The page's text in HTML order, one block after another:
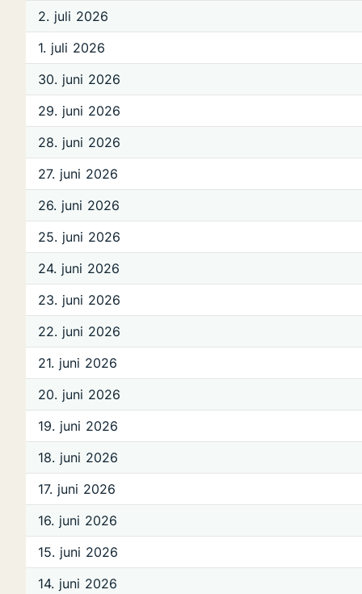
2. juli 2026
1. juli 2026
30. juni 2026
29. juni 2026
28. juni 2026
27. juni 2026
26. juni 2026
25. juni 2026
24. juni 2026
23. juni 2026
22. juni 2026
21. juni 2026
20. juni 2026
19. juni 2026
18. juni 2026
17. juni 2026
16. juni 2026
15. juni 2026
14. juni 2026